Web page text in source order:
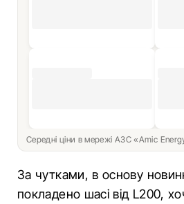
Середні ціни в мережі АЗС «Amic
За чутками, в основу
покладено шасі від L200,